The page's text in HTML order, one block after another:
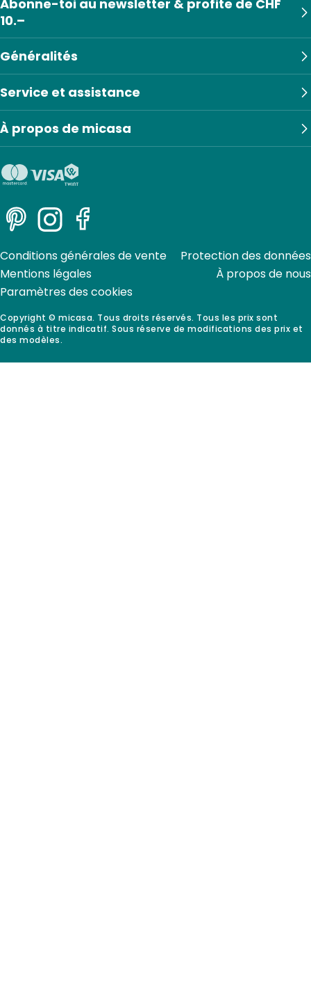
Généralités
Service et assistance
À propos de micasa
Abonne-toi au newsletter & profite de CHF
10.–
PinterestInstagramFacebook
Copyright © micasa. Tous droits réservés. Tous les prix sont
donnés à titre indicatif. Sous réserve de modifications des prix et
des modèles.
Conditions générales de vente
Protection des données
Mentions légales
À propos de nous
Paramètres des cookies